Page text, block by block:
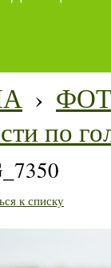
›
по
к списку